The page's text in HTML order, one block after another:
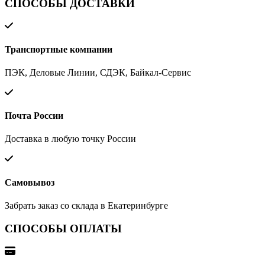
СПОСОБЫ ДОСТАВКИ
Транспортные компании
ПЭК, Деловые Линии, СДЭК, Байкал-Сервис
Почта России
Доставка в любую точку России
Самовывоз
Забрать заказ со склада в Екатеринбурге
СПОСОБЫ ОПЛАТЫ